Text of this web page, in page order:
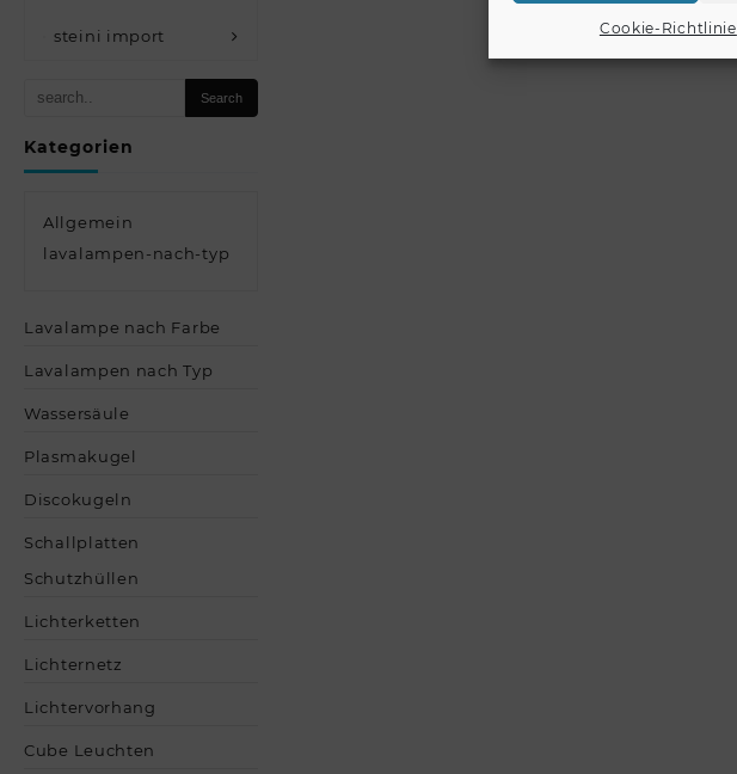
Cookie-Richtlinie
steini import
Kategorien
Allgemein
lavalampen-nach-typ
Lavalampe nach Farbe
Lavalampen nach Typ
Wassersäule
Plasmakugel
Discokugeln
Schallplatten
Schutzhüllen
Lichterketten
Lichternetz
Lichtervorhang
Cube Leuchten